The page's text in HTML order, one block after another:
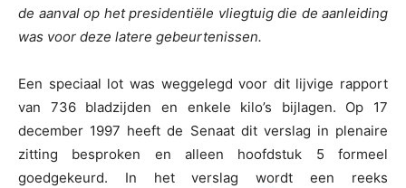
de aanval op het presidentiële vliegtuig die de aanleiding
was voor deze latere gebeurtenissen.
Een speciaal lot was weggelegd voor dit lijvige rapport
van 736 bladzijden en enkele kilo’s bijlagen. Op 17
december 1997 heeft de Senaat dit verslag in plenaire
zitting besproken en alleen hoofdstuk 5 formeel
goedgekeurd. In het verslag wordt een reeks